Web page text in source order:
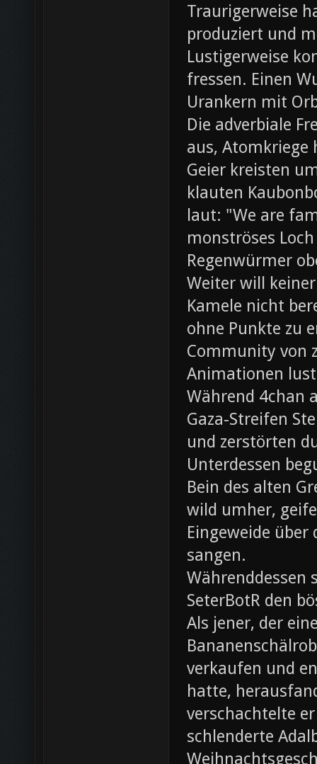
Traurigerweise
produziert und
Lustigerweise
fressen. Einen
Urankern mit
Die adverbiale
aus,
Geier kreisten
klauten
laut: "We are
monströses
Regenwürmer
Weiter will
Kamele nicht
ohne Punkte zu
Community von
Animationen
Während 4chan
Gaza-Streifen
und zerstörten
Unterdessen
Bein des alten
wild umher,
Eingeweide
sangen.
Währenddessen
SeterBotR den
Als jener, der
verkaufen und
hatte,
verschachtelte
schlenderte